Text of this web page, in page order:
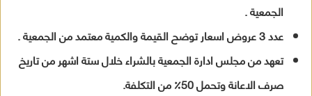
الجمعية .
عدد 3 عروض اسعار توضح القيمة والكمية معتمد من الجمعية .
تعهد من مجلس ادارة الجمعية بالشراء خلال ستة اشهر من تاريخ
صرف الاعانة وتحمل 50٪ من التكلفة.